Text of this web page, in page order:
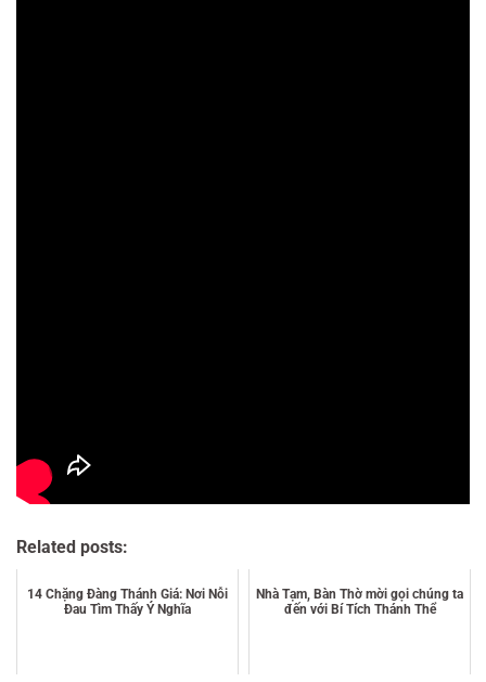
Related posts:
14 Chặng Đàng Thánh Giá: Nơi Nỗi
Đau Tìm Thấy Ý Nghĩa
Nhà Tạm, Bàn Thờ mời gọi chúng ta
đến với Bí Tích Thánh Thể